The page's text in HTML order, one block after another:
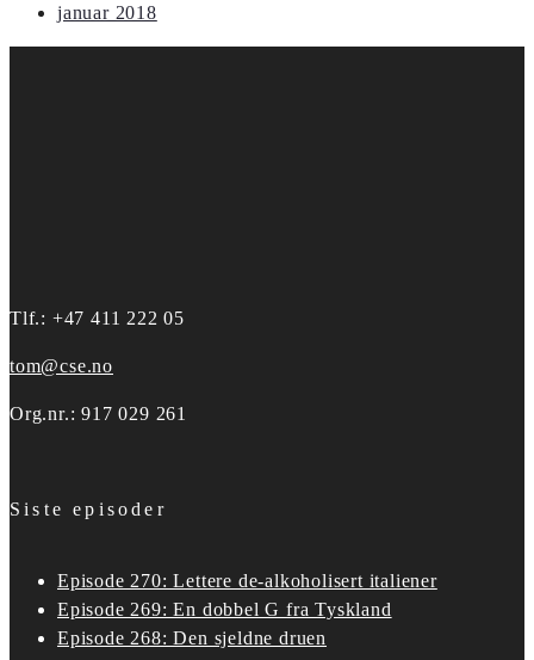
januar 2018
Tlf.: +47 411 222 05
tom@cse.no
Org.nr.: 917 029 261
Siste episoder
Episode 270: Lettere de-alkoholisert italiener
Episode 269: En dobbel G fra Tyskland
Episode 268: Den sjeldne druen